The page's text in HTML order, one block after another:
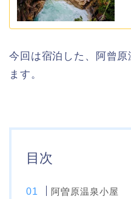
今回は宿泊した、阿曾
ます。
目次
阿曽原温泉小屋